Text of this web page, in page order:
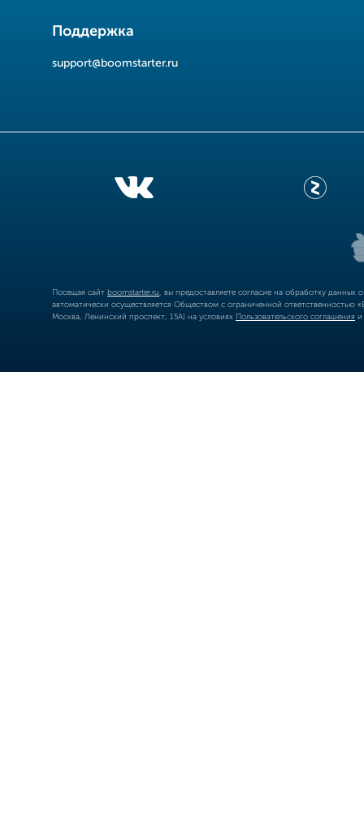
Поддержка
support@boomstarter.ru
Посещая сайт boomstarter.ru , вы предоставляете согласие на обработку
автоматически осуществляется Обществом с ограниченной
Москва, Ленинский проспект, 15А) на условиях Пользовательского соглашения и